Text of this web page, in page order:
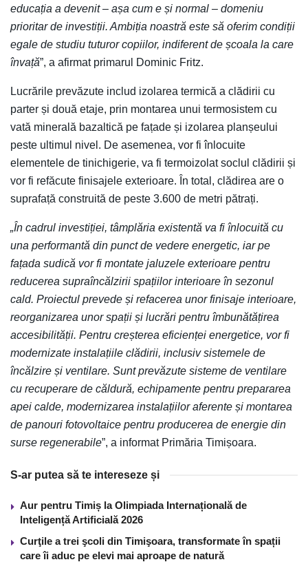
educația a devenit – așa cum e și normal – domeniu
prioritar de investiții. Ambiția noastră este să oferim condiții
egale de studiu tuturor copiilor, indiferent de școala la care
învață”, a afirmat primarul Dominic Fritz.
Lucrările prevăzute includ izolarea termică a clădirii cu
parter și două etaje, prin montarea unui termosistem cu
vată minerală bazaltică pe fațade și izolarea planșeului
peste ultimul nivel. De asemenea, vor fi înlocuite
elementele de tinichigerie, va fi termoizolat soclul clădirii și
vor fi refăcute finisajele exterioare. În total, clădirea are o
suprafață construită de peste 3.600 de metri pătrați.
„În cadrul investiției, tâmplăria existentă va fi înlocuită cu
una performantă din punct de vedere energetic, iar pe
fațada sudică vor fi montate jaluzele exterioare pentru
reducerea supraîncălzirii spațiilor interioare în sezonul
cald. Proiectul prevede și refacerea unor finisaje interioare,
reorganizarea unor spații și lucrări pentru îmbunătățirea
accesibilității. Pentru creșterea eficienței energetice, vor fi
modernizate instalațiile clădirii, inclusiv sistemele de
încălzire și ventilare. Sunt prevăzute sisteme de ventilare
cu recuperare de căldură, echipamente pentru prepararea
apei calde, modernizarea instalațiilor aferente și montarea
de panouri fotovoltaice pentru producerea de energie din
surse regenerabile”, a informat Primăria Timișoara.
S-ar putea să te intereseze și
Aur pentru Timiș la Olimpiada Internațională de
Inteligență Artificială 2026
Curţile a trei şcoli din Timişoara, transformate în spații
care îi aduc pe elevi mai aproape de natură